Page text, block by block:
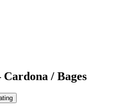
Cardona / Bages